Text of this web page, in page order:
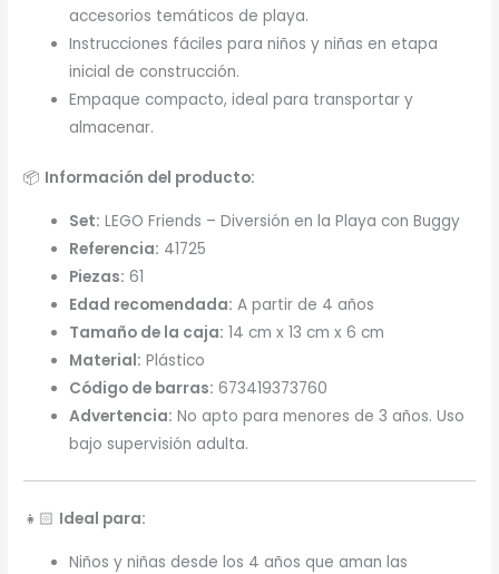
accesorios temáticos de playa.
Instrucciones fáciles para niños y niñas en etapa
inicial de construcción.
Empaque compacto, ideal para transportar y
almacenar.
📦 Información del producto:
Set: LEGO Friends – Diversión en la Playa con Buggy
Referencia: 41725
Piezas: 61
Edad recomendada: A partir de 4 años
Tamaño de la caja: 14 cm x 13 cm x 6 cm
Material: Plástico
Código de barras: 673419373760
Advertencia: No apto para menores de 3 años. Uso
bajo supervisión adulta.
👧🏻 Ideal para:
Niños y niñas desde los 4 años que aman las